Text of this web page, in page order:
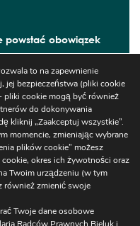
powstać obowiązek
kolejne
Szukaj
to na zapewnienie
jej bezpieczeństwa (pliki cookie
pliki cookie mogą być również
do dokonywania
kliknij „Zaakceptuj wszystkie”.
momencie, zmieniając wybrane
plików cookie” możesz
okres ich żywotności oraz
Twoim urządzeniu (w tym
również zmienić swoje
Twoje dane osobowe